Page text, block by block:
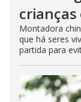
crianças
Montadora
que há seres
partida para